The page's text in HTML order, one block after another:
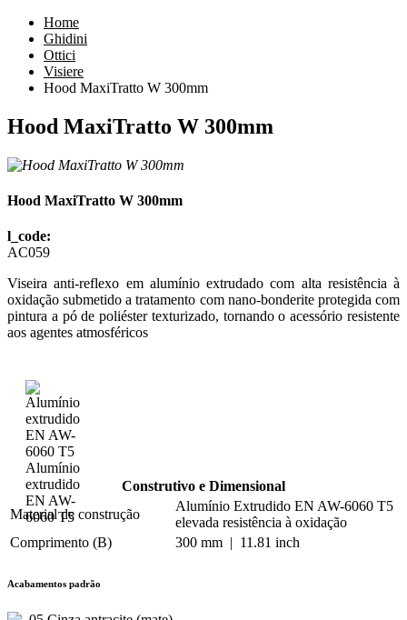
Home
Ghidini
Ottici
Visiere
Hood MaxiTratto W 300mm
Hood MaxiTratto W 300mm
Hood MaxiTratto W 300mm
l_code:
AC059
Viseira anti-reflexo em alumínio extrudado com alta resistência à
oxidação submetido a tratamento com nano-bonderite protegida com
pintura a pó de poliéster texturizado, tornando o acessório resistente
aos agentes atmosféricos
Alumínio
extrudido
EN AW-
6060 T5
Construtivo e Dimensional
Material de construção
Alumínio Extrudido EN AW-6060 T5
elevada resistência à oxidação
Comprimento (B)
300 mm | 11.81 inch
Acabamentos padrão